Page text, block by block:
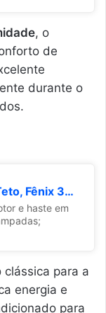
, o
de
durante o
Ventisol Ventilador de Teto, Fênix 370, Branco, 127V
e haste em
clássica para a
energia e
para